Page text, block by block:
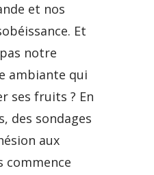
et nos
Et
pas notre
ambiante qui
ses fruits ? En
des sondages
aux
commence